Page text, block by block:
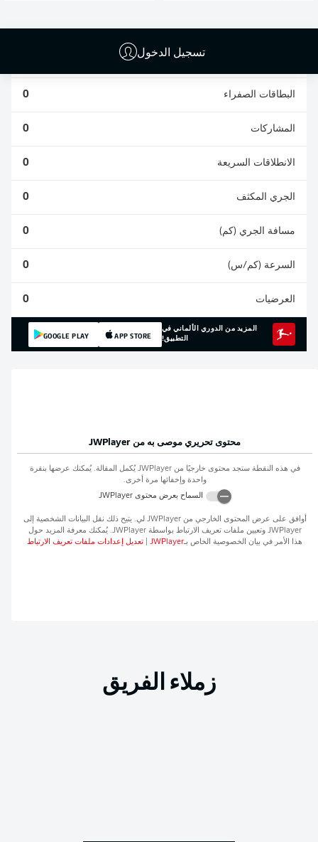
تسجيل الدخول
البطاقات الصفراء 0
المشاركات 0
الانطلاقات السريعة 0
الجري المكثف 0
مسافة الجري (كم) 0
السرعة (كم/س) 0
العرضيات 0
المزيد من الدوري الألماني في
التطبيق!
APP STORE
GOOGLE PLAY
محتوى تحريري موصى به من JWPlayer
في هذه النقطة ستجد محتوى خارجيًا منJWPlayer يُكمل المقالة. يُمكنك عرضها بنقرة
واحدة وإخفائها مرة أخرى.
السماح بعرض محتوىJWPlayer
أوافق على عرض المحتوى الخارجي منJWPlayer لي. يتيح ذلك نقل البيانات الشخصية إلى
JWPlayer وتعيين ملفات تعريف الارتباط بواسطةJWPlayer. يُمكنك معرفة المزيد حول
هذا الأمر في بيان الخصوصية الخاص بـJWPlayer تعديل إعدادات ملفات تعريف الارتباط
زملاء الفريق